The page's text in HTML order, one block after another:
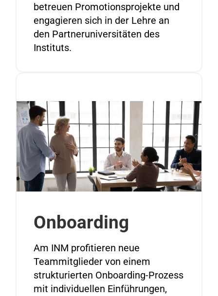
betreuen Promotionsprojekte und
engagieren sich in der Lehre an
den Partneruniversitäten des
Instituts.
Onboarding
Am INM profitieren neue
Teammitglieder von einem
strukturierten Onboarding-Prozess
mit individuellen Einführungen,